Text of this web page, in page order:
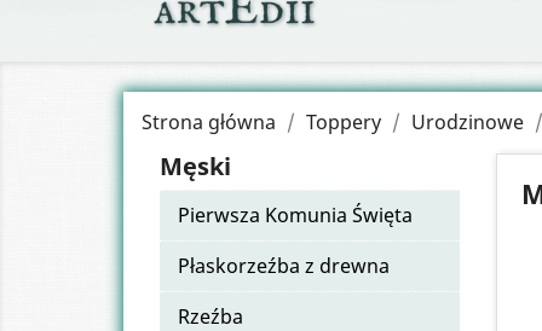
Strona główna Toppery Urodzinowe
Męski
Pierwsza Komunia Święta
Płaskorzeźba z drewna
Rzeźba